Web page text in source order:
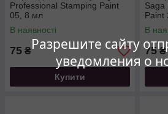
Разрешите сайту
уведомления о
Professional Stamping Paint
05, 8 мл
В наявності
75 ₴
Купити
Saga
Paint
В
75₴